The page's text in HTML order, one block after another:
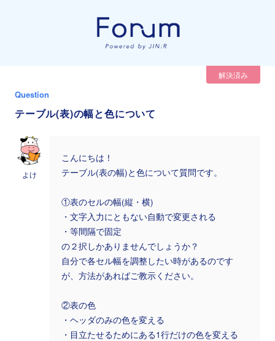
解決済み
Question
テーブル(表)の幅と色について
よけ
こんにちは！
テーブル(表の幅)と色について質問です。
①表のセルの幅(縦・横)
・文字入力にともない自動で変更される
・等間隔で固定
の２択しかありませんでしょうか？
自分で各セル幅を調整したい時があるのです
が、方法があればご教示ください。
②表の色
・ヘッダのみの色を変える
・目立たせるためにある1行だけの色を変える